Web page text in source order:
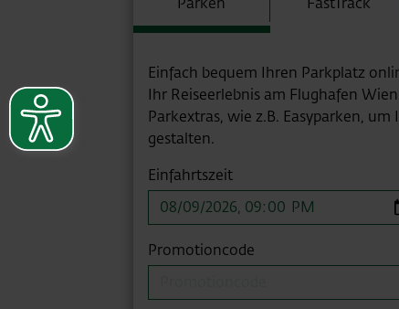
Einfach bequem Ihren Parkplatz
Ihr Reiseerlebnis am Flughafen
Parkextras, wie z.B. Easyparken,
gestalten.
Einfahrtszeit
Promotioncode